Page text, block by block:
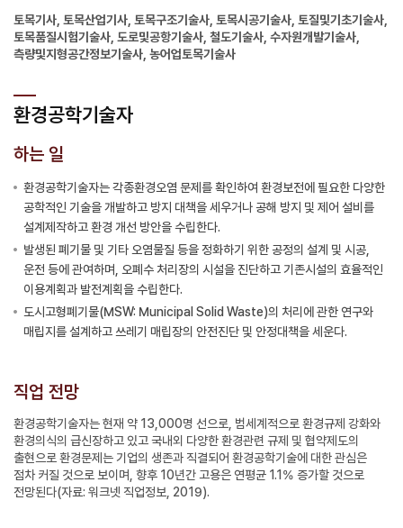
토목기사, 토목산업기사, 토목구조기술사, 토목시공기술사, 토질및기초기술사,
토목품질시험기술사, 도로및공항기술사, 철도기술사, 수자원개발기술사,
측량및지형공간정보기술사, 농어업토목기술사
환경공학기술자
하는 일
환경공학기술자는 각종환경오염 문제를 확인하여 환경보전에 필요한 다양한
공학적인 기술을 개발하고 방지 대책을 세우거나 공해 방지 및 제어 설비를
설계제작하고 환경 개선 방안을 수립한다.
발생된 폐기물 및 기타 오염물질 등을 정화하기 위한 공정의 설계 및 시공,
운전 등에 관여하며, 오폐수 처리장의 시설을 진단하고 기존시설의 효율적인
이용계획과 발전계획을 수립한다.
도시고형폐기물(MSW: Municipal Solid Waste)의 처리에 관한 연구와
매립지를 설계하고 쓰레기 매립장의 안전진단 및 안정대책을 세운다.
직업 전망
환경공학기술자는 현재 약 13,000명 선으로, 범세계적으로 환경규제 강화와
환경의식의 급신장하고 있고 국내외 다양한 환경관련 규제 및 협약제도의
출현으로 환경문제는 기업의 생존과 직결되어 환경공학기술에 대한 관심은
점차 커질 것으로 보이며, 향후 10년간 고용은 연평균 1.1% 증가할 것으로
전망된다(자료: 워크넷 직업정보, 2019).